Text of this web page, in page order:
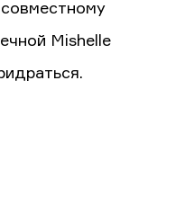
Mishelle